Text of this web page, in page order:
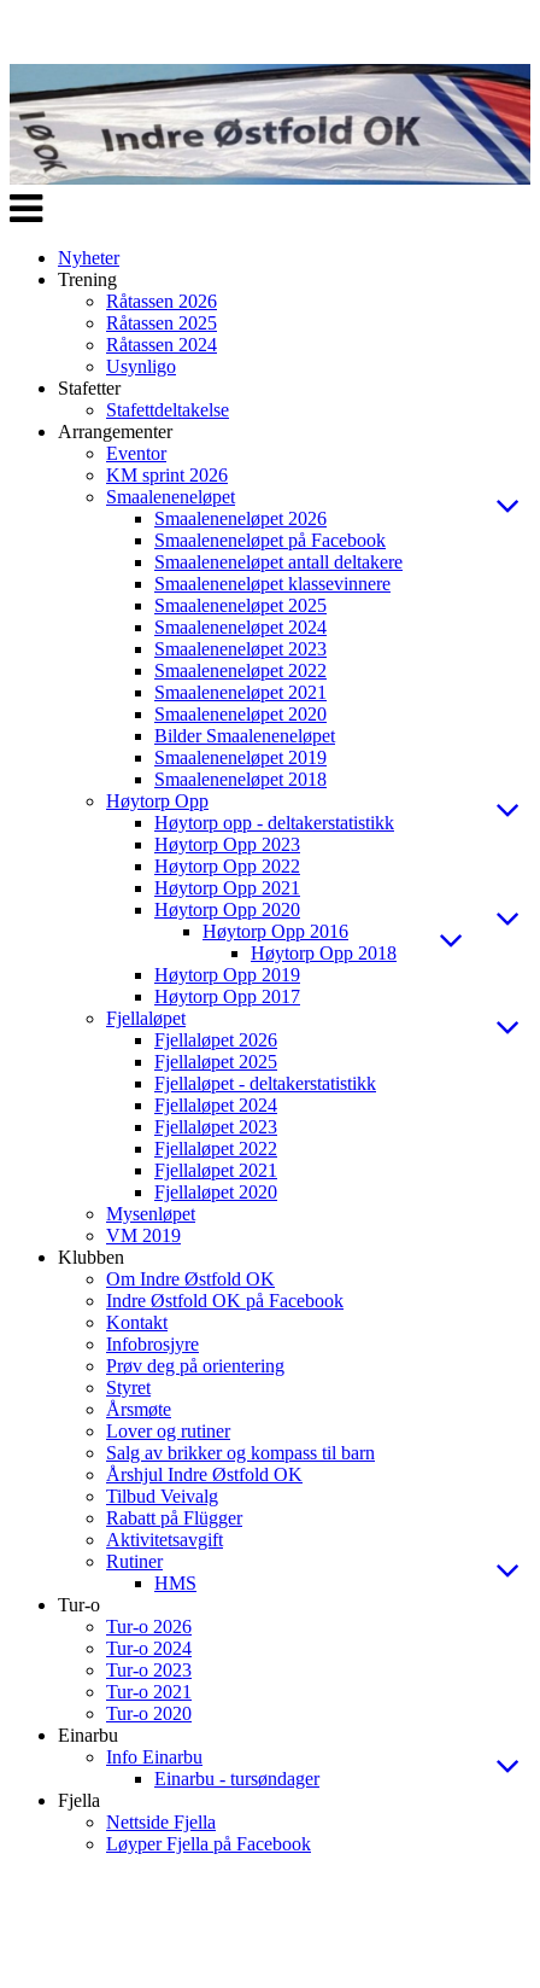
Veksle
navigasjon
Nyheter
Trening
Råtassen 2026
Råtassen 2025
Råtassen 2024
Usynligo
Stafetter
Stafettdeltakelse
Arrangementer
Eventor
KM sprint 2026
Smaaleneneløpet
Smaaleneneløpet 2026
Smaaleneneløpet på Facebook
Smaaleneneløpet antall deltakere
Smaaleneneløpet klassevinnere
Smaaleneneløpet 2025
Smaaleneneløpet 2024
Smaaleneneløpet 2023
Smaaleneneløpet 2022
Smaaleneneløpet 2021
Smaaleneneløpet 2020
Bilder Smaaleneneløpet
Smaaleneneløpet 2019
Smaaleneneløpet 2018
Høytorp Opp
Høytorp opp - deltakerstatistikk
Høytorp Opp 2023
Høytorp Opp 2022
Høytorp Opp 2021
Høytorp Opp 2020
Høytorp Opp 2016
Høytorp Opp 2018
Høytorp Opp 2019
Høytorp Opp 2017
Fjellaløpet
Fjellaløpet 2026
Fjellaløpet 2025
Fjellaløpet - deltakerstatistikk
Fjellaløpet 2024
Fjellaløpet 2023
Fjellaløpet 2022
Fjellaløpet 2021
Fjellaløpet 2020
Mysenløpet
VM 2019
Klubben
Om Indre Østfold OK
Indre Østfold OK på Facebook
Kontakt
Infobrosjyre
Prøv deg på orientering
Styret
Årsmøte
Lover og rutiner
Salg av brikker og kompass til barn
Årshjul Indre Østfold OK
Tilbud Veivalg
Rabatt på Flügger
Aktivitetsavgift
Rutiner
HMS
Tur-o
Tur-o 2026
Tur-o 2024
Tur-o 2023
Tur-o 2021
Tur-o 2020
Einarbu
Info Einarbu
Einarbu - tursøndager
Fjella
Nettside Fjella
Løyper Fjella på Facebook